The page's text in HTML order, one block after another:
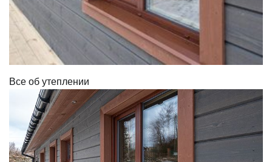
Все об утеплении